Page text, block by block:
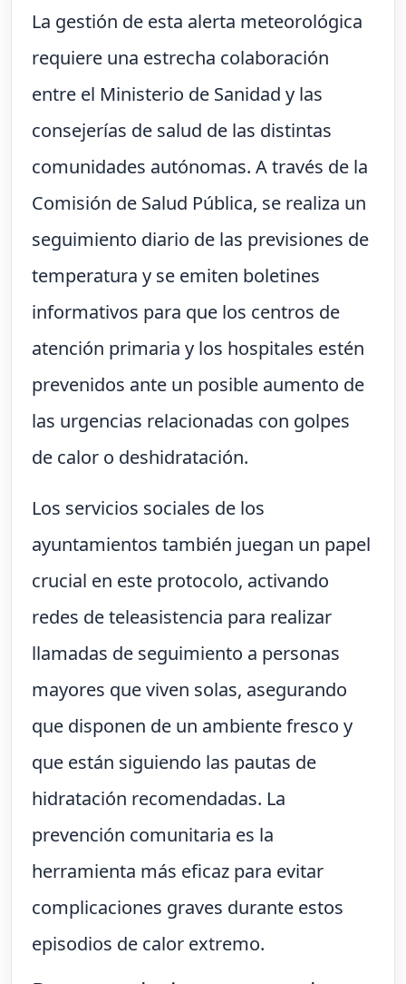
La gestión de esta alerta meteorológica
requiere una estrecha colaboración
entre el Ministerio de Sanidad y las
consejerías de salud de las distintas
comunidades autónomas. A través de la
Comisión de Salud Pública, se realiza un
seguimiento diario de las previsiones de
temperatura y se emiten boletines
informativos para que los centros de
atención primaria y los hospitales estén
prevenidos ante un posible aumento de
las urgencias relacionadas con golpes
de calor o deshidratación.
Los servicios sociales de los
ayuntamientos también juegan un papel
crucial en este protocolo, activando
redes de teleasistencia para realizar
llamadas de seguimiento a personas
mayores que viven solas, asegurando
que disponen de un ambiente fresco y
que están siguiendo las pautas de
hidratación recomendadas. La
prevención comunitaria es la
herramienta más eficaz para evitar
complicaciones graves durante estos
episodios de calor extremo.